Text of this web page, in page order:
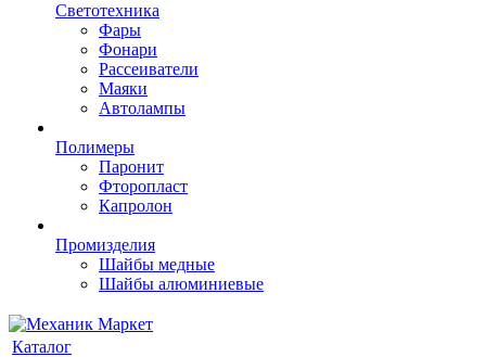
Светотехника
Фары
Фонари
Рассеиватели
Маяки
Автолампы
Полимеры
Паронит
Фторопласт
Капролон
Промизделия
Шайбы медные
Шайбы алюминиевые
Каталог